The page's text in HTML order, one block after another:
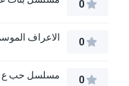
0
0 الاعراف الموسم
0 مسلسل حب ع